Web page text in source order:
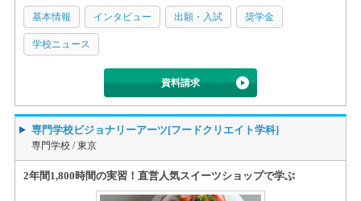
基本情報 インタビュー 出願・入試 奨学金
学校ニュース
資料請求
専門学校ビジョナリーアーツ[フードクリエイト学科]
専門学校 /東京
2年間1,800時間の実習！直営人気スイーツショップで学ぶ